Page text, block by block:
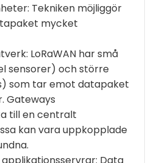
Tekniken möjliggör
mycket
LoRaWAN har små
sensorer) och större
som tar emot datapaket
Gateways
till en centralt
kan vara uppkopplade